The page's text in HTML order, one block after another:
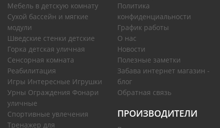
Мебель в детскую комнату
Сухой бассейн и мягкие
модули
Шведские стенки детские
Горка детская уличная
Сенсорная комната
Реабилитация
Игры Интересные Игрушки
Урны Ограждения Фонари
уличные
Спортивные увлечения
Тренажер для
Политика
конфиденциальности
График работы
О нас
Новости
Полезные заметки
Забава интернет магазин -
блог
Обратная связь
ПРОИЗВОДИТЕЛИ